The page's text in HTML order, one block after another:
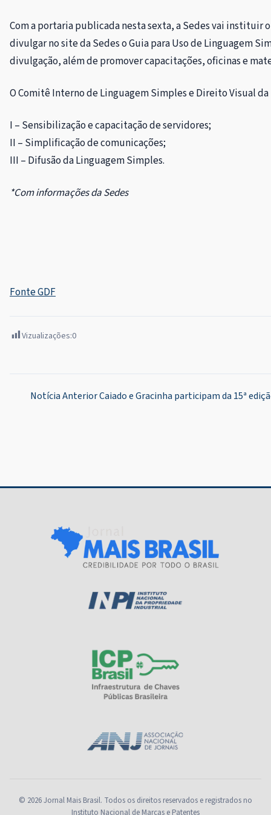
Com a portaria publicada nesta sexta, a Sedes vai instituir
divulgar no site da Sedes o Guia para Uso de Linguagem
divulgação, além de promover capacitações, oficinas e
O Comitê Interno de Linguagem Simples e Direito Visual
I – Sensibilização e capacitação de servidores;
II – Simplificação de comunicações;
III – Difusão da Linguagem Simples.
*Com informações da Sedes
Fonte GDF
Vizualizações:0
Navegação
Notícia AnteriorCaiado e Gracinha participam da 15ª
© 2026 Jornal Mais Brasil. Todos os direitos reservados e registrados no
Instituto Nacional de Marcas e Patentes